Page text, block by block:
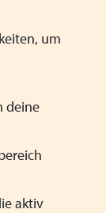
um
deine
aktiv